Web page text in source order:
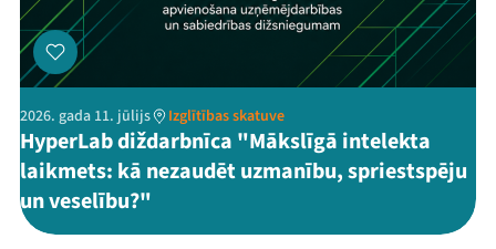
2026. gada 11. jūlijs Izglītības skatuve
HyperLab diždarbnīca "Mākslīgā intelekta
laikmets: kā nezaudēt uzmanību, spriestspēju
un veselību?"